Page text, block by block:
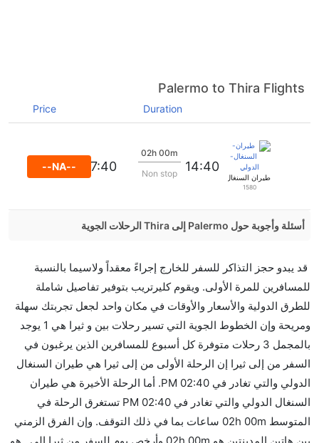
Palermo to Thira Flights
Duration
Price
طيران السنغال الدولي
1580
14:40
02h 00m
Non stop
17:40
--NA--
أسئلة وأجوبة حول Palermo إلى Thira الرحلات الجوية
مما تستغرقه الخطوط الجوية الأخرى؟
نعم. توفر كل من أسرع رحلات الطيران على هذا الطريق،
هل توفر شركات الطيران مساحة إضافية للنوم؟
كثير من خطوط طيران درجة رجال الأعمال توفر مساحة
إضافية للنوم.
هل يمكنني حمل طعامي الخاص؟
نعم، يمكنك حمل طعامك الخاص، و لكن يجب أن يكون معبئا
بشكل جيد.
قد يبدو حجز التذاكر للسفر للخارج إجراءً معقداً ولاسيما بالنسبة
للمسافرين للمرة الأولى. ويقوم كليرتريب بتوفير تفاصيل شاملة
للطرق الدولية والأسعار والأوقات في مكان واحد لجعل تجربتك سهلة
ومريحة وإن الخطوط الجوية التي تسير رحلات بين و ثيرا هي 1 يوجد
بالمجمل 3 رحلات متوفرة كل أسبوع للمسافرين الذين يرغبون في
السفر من إلى ثيرا إن الرحلة الأولى من إلى ثيرا هي طيران السنغال
الدولي والتي تغادر في 02:40 PM. أما الرحلة الأخيرة هي طيران
السنغال الدولي والتي تغادر في 02:40 PM تستغرق الرحلة في
المتوسط 02h 00m ساعات بما في ذلك التوقف. وإن الفرق الزمني